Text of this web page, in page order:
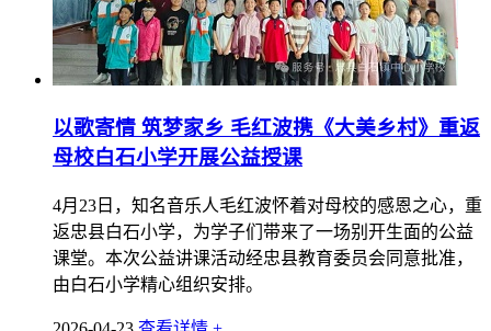
以歌寄情 筑梦家乡 毛红波携《大美乡村》重返
母校白石小学开展公益授课
4月23日，知名音乐人毛红波怀着对母校的感恩之心，重
返忠县白石小学，为学子们带来了一场别开生面的公益
课堂。本次公益讲课活动经忠县教育委员会同意批准，
由白石小学精心组织安排。